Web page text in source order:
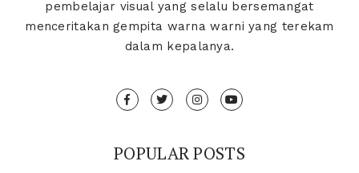
pembelajar visual yang selalu bersemangat
menceritakan gempita warna warni yang terekam
dalam kepalanya.
POPULAR POSTS